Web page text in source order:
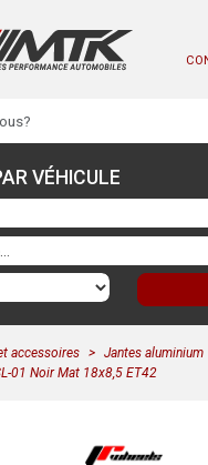
VÉHICULE
accessoires Jantes aluminium
01 Noir Mat 18x8,5 ET42